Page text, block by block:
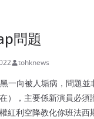
問題
tohknews
一向被人垢病，問題
），主要係新演員必須
紅利空降教化你班法